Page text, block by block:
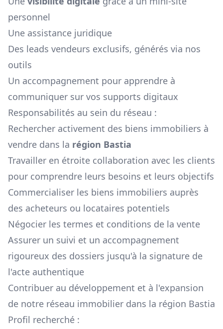
personnel
Une assistance juridique
Des leads vendeurs exclusifs, générés via nos
outils
Un accompagnement pour apprendre à
communiquer sur vos supports digitaux
Responsabilités au sein du réseau :
Rechercher activement des biens immobiliers à
vendre dans la région Bastia
Travailler en étroite collaboration avec les clients
pour comprendre leurs besoins et leurs objectifs
Commercialiser les biens immobiliers auprès
des acheteurs ou locataires potentiels
Négocier les termes et conditions de la vente
Assurer un suivi et un accompagnement
rigoureux des dossiers jusqu'à la signature de
l'acte authentique
Contribuer au développement et à l'expansion
de notre réseau immobilier dans la région Bastia
Profil recherché :